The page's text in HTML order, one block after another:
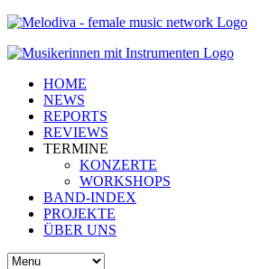
HOME
NEWS
REPORTS
REVIEWS
TERMINE
KONZERTE
WORKSHOPS
BAND-INDEX
PROJEKTE
ÜBER UNS